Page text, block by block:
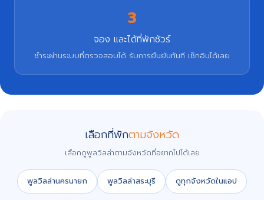
3
จอง และได้ที่พักชัวร์
ชำระผ่านระบบที่ตรวจสอบได้ รับการยืนยันทันที เช็กอินได้เลย
เลือกที่พักตามจังหวัด
เลือกดูพูลวิลล่าตามจังหวัดที่อยากไปได้เลย
พูลวิลล่านครนายก พูลวิลล่าสระบุรี ดูทุกจังหวัดในแอป